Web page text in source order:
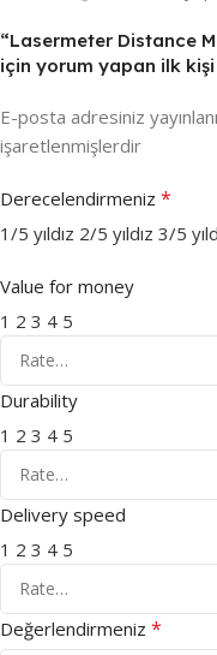
“Lasermeter Distance
için yorum yapan ilk kişi
E-posta adresiniz
işaretlenmişlerdir
Derecelendirmeniz *
1/5 yıldız 2/5 yıldız 3/5
Value for money
1 2 3 4 5
Durability
1 2 3 4 5
Delivery speed
1 2 3 4 5
Değerlendirmeniz *